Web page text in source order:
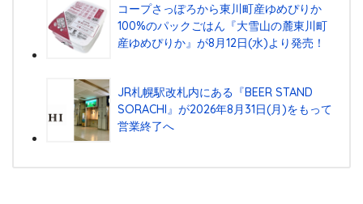
コープさっぽろから東川町産ゆめぴりか
100%のパックごはん『⼤雪⼭の麓東川町
産ゆめぴりか』が8⽉12⽇(⽔)より発売！
JR札幌駅改札内にある『BEER STAND
SORACHI』が2026年8月31日(月)をもって
営業終了へ